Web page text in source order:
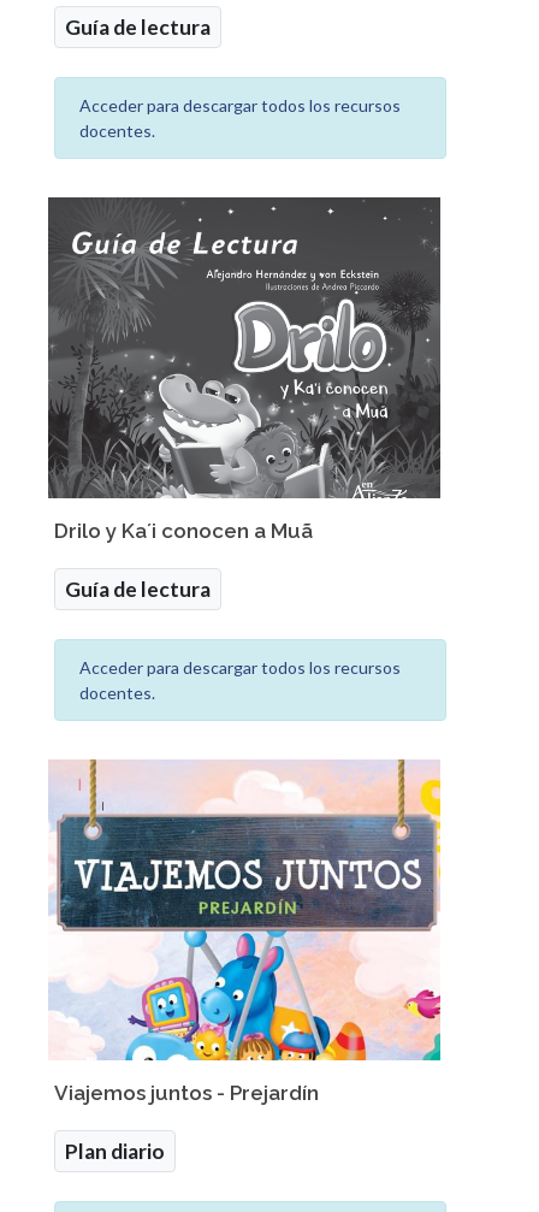
Guía de lectura
Acceder para descargar todos los recursos
docentes.
Drilo y Ka´i conocen a Muã
Guía de lectura
Acceder para descargar todos los recursos
docentes.
Viajemos juntos - Prejardín
Plan diario